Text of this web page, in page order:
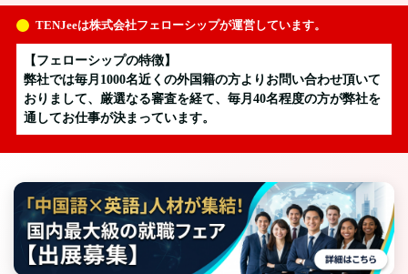
TENJeeは株式会社フェローシップが運営しています。
【フェローシップの特徴】
弊社では毎月1000名近くの外国籍の方よりお問い合わせ頂いて
おりまして、厳選なる審査を経て、毎月40名程度の方が弊社を
通してお仕事が決まっています。